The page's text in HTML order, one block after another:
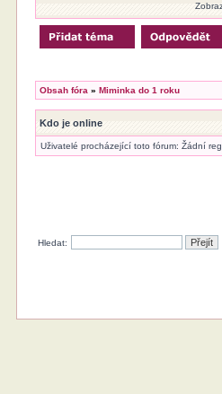
Obsah fóra »Miminka do 1 roku
Kdo je online
Uživatelé procházející toto fórum: Žádní
Hledat: